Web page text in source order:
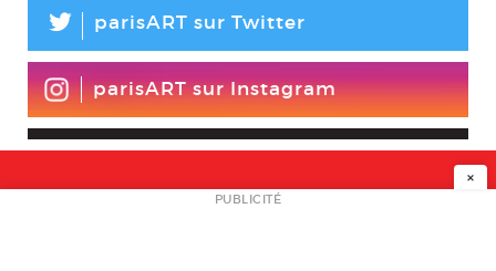
L parisART sur Twitter
parisART sur Instagram
NEWSLETTER
×
PUBLICITÉ